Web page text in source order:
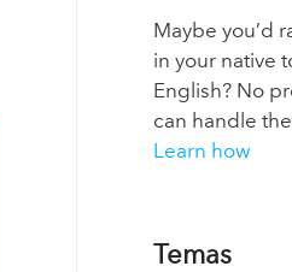
Maybe you’d
in your native
English? No
can handle
Learn how
Temas